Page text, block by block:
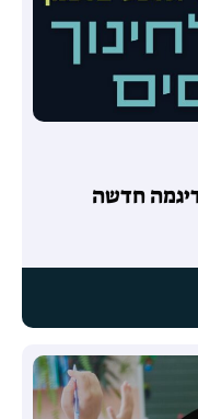
חדשה